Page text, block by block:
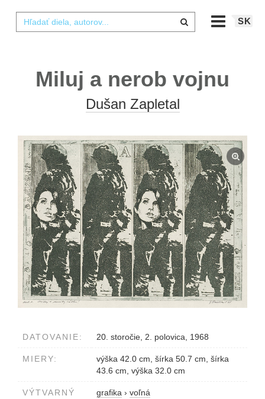
SK
Miluj a nerob vojnu
Dušan Zapletal
DATOVANIE: 20. storočie, 2. polovica, 1968
MIERY:
výška 42.0 cm, šírka 50.7 cm, šírka
43.6 cm, výška 32.0 cm
VÝTVARNÝ
grafika › voľná